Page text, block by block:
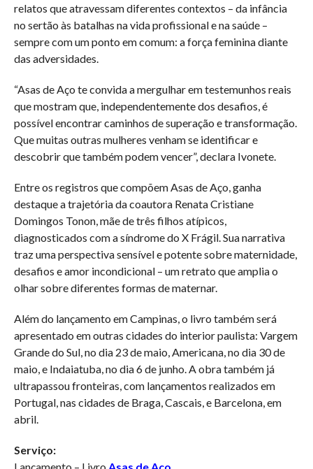
relatos que atravessam diferentes contextos – da infância
no sertão às batalhas na vida profissional e na saúde –
sempre com um ponto em comum: a força feminina diante
das adversidades.
“Asas de Aço te convida a mergulhar em testemunhos reais
que mostram que, independentemente dos desafios, é
possível encontrar caminhos de superação e transformação.
Que muitas outras mulheres venham se identificar e
descobrir que também podem vencer”, declara Ivonete.
Entre os registros que compõem Asas de Aço, ganha
destaque a trajetória da coautora Renata Cristiane
Domingos Tonon, mãe de três filhos atípicos,
diagnosticados com a síndrome do X Frágil. Sua narrativa
traz uma perspectiva sensível e potente sobre maternidade,
desafios e amor incondicional – um retrato que amplia o
olhar sobre diferentes formas de maternar.
Além do lançamento em Campinas, o livro também será
apresentado em outras cidades do interior paulista: Vargem
Grande do Sul, no dia 23 de maio, Americana, no dia 30 de
maio, e Indaiatuba, no dia 6 de junho. A obra também já
ultrapassou fronteiras, com lançamentos realizados em
Portugal, nas cidades de Braga, Cascais, e Barcelona, em
abril.
Serviço: